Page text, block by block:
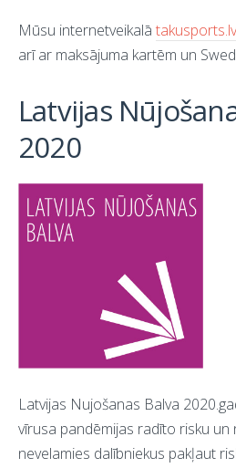
Mūsu internetveikalā takusports.lv
arī ar maksājuma kartēm un
Latvijas
2020
Latvijas Nujošanas Balva
vīrusa pandēmijas radīto risku un
nevelamies dalībniekus pakļaut